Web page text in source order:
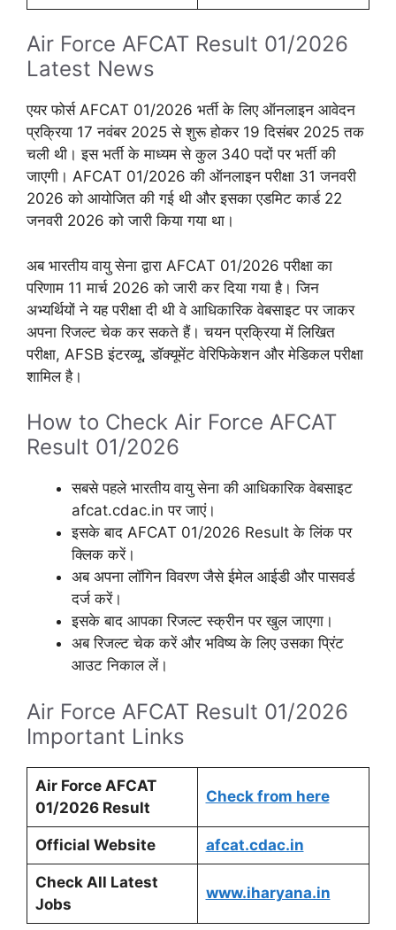
Air Force AFCAT Result 01/2026
Latest News
एयर फोर्स AFCAT 01/2026 भर्ती के लिए ऑनलाइन आवेदन
प्रक्रिया 17 नवंबर 2025 से शुरू होकर 19 दिसंबर 2025 तक
चली थी। इस भर्ती के माध्यम से कुल 340 पदों पर भर्ती की
जाएगी। AFCAT 01/2026 की ऑनलाइन परीक्षा 31 जनवरी
2026 को आयोजित की गई थी और इसका एडमिट कार्ड 22
जनवरी 2026 को जारी किया गया था।
अब भारतीय वायु सेना द्वारा AFCAT 01/2026 परीक्षा का
परिणाम 11 मार्च 2026 को जारी कर दिया गया है। जिन
अभ्यर्थियों ने यह परीक्षा दी थी वे आधिकारिक वेबसाइट पर जाकर
अपना रिजल्ट चेक कर सकते हैं। चयन प्रक्रिया में लिखित
परीक्षा, AFSB इंटरव्यू, डॉक्यूमेंट वेरिफिकेशन और मेडिकल परीक्षा
शामिल है।
How to Check Air Force AFCAT
Result 01/2026
सबसे पहले भारतीय वायु सेना की आधिकारिक वेबसाइट
afcat.cdac.in पर जाएं।
इसके बाद AFCAT 01/2026 Result के लिंक पर
क्लिक करें।
अब अपना लॉगिन विवरण जैसे ईमेल आईडी और पासवर्ड
दर्ज करें।
इसके बाद आपका रिजल्ट स्क्रीन पर खुल जाएगा।
अब रिजल्ट चेक करें और भविष्य के लिए उसका प्रिंट
आउट निकाल लें।
Air Force AFCAT Result 01/2026
Important Links
Air Force AFCAT
01/2026 Result
Check from here
Official Website afcat.cdac.in
Check All Latest
Jobs
www.iharyana.in